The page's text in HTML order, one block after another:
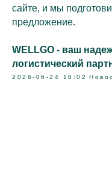
сайте, и мы
предложение.
WELLGO - ваш
логистический
2026-06-24 18:02